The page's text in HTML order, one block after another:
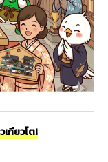
กียวโต!